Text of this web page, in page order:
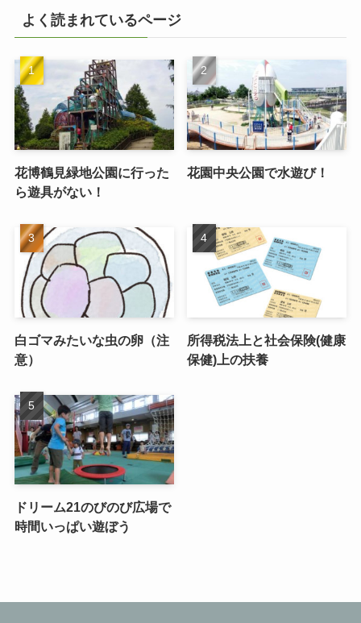
よく読まれているページ
花博鶴見緑地公園に行った
ら遊具がない！
花園中央公園で水遊び！
白ゴマみたいな虫の卵（注
意）
所得税法上と社会保険(健康
保健)上の扶養
ドリーム21のびのび広場で
時間いっぱい遊ぼう